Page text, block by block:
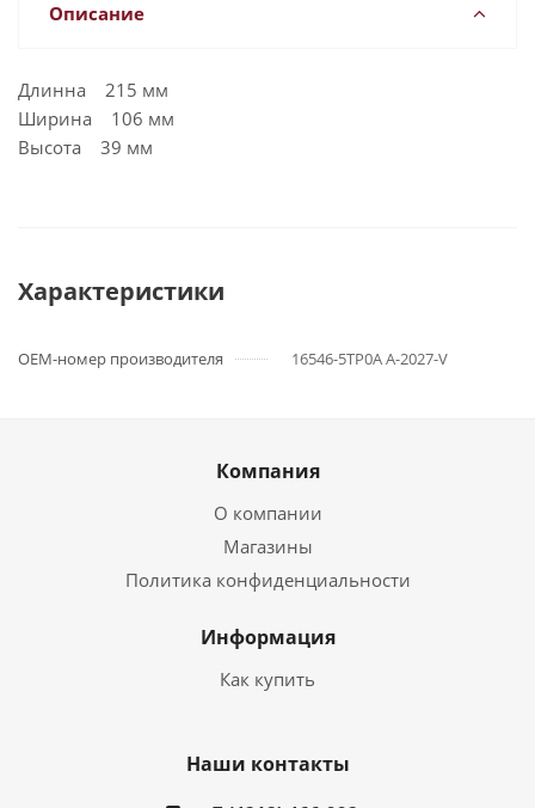
Описание
Длинна 215 мм
Ширина 106 мм
Высота 39 мм
Характеристики
OEM-номер производителя 16546-5TP0A A-2027-V
Компания
О компании
Магазины
Политика конфиденциальности
Информация
Как купить
Наши контакты